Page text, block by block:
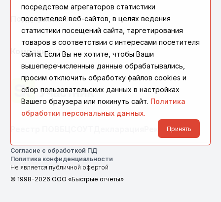
Поддержка
Компания
Реквизиты
Согласие с обработкой ПД
Политика конфиденциальности
Не является публичной офертой
© 1998-2026 ООО «Быстрые отчеты»
посредством агрегаторов статистики
посетителей веб-сайтов, в целях ведения
статистики посещений сайта, таргетирования
товаров в соответствии с интересами посетителя
сайта. Если Вы не хотите, чтобы Ваши
вышеперечисленные данные обрабатывались,
просим отключить обработку файлов cookies и
сбор пользовательских данных в настройках
Вашего браузера или покинуть сайт. Политика
обработки персональных данных.
Принять